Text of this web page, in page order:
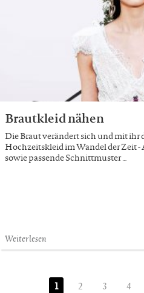
Brautkleid nähen
Die Braut verändert sich und mit ihr
Hochzeitskleid im Wandel der Zeit
sowie passende Schnittmuster …
Weiterlesen
1 2 3 4